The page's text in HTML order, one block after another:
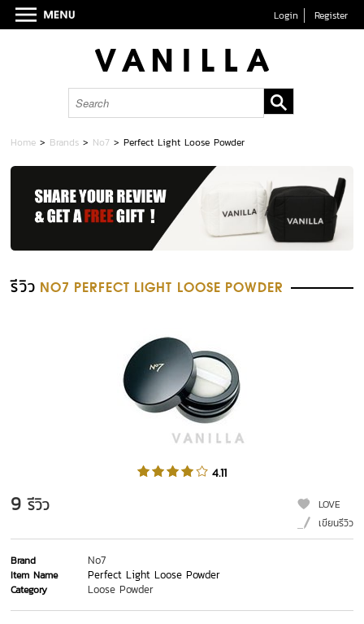
Login Register
Home > Brands > No7 >Perfect Light Loose Powder
รีวิว NO7 PERFECT LIGHT LOOSE POWDER
4.11
9 รีวิว
LOVE
เขียนรีวิว
Brand No7
Item Name Perfect Light Loose Powder
Category Loose Powder